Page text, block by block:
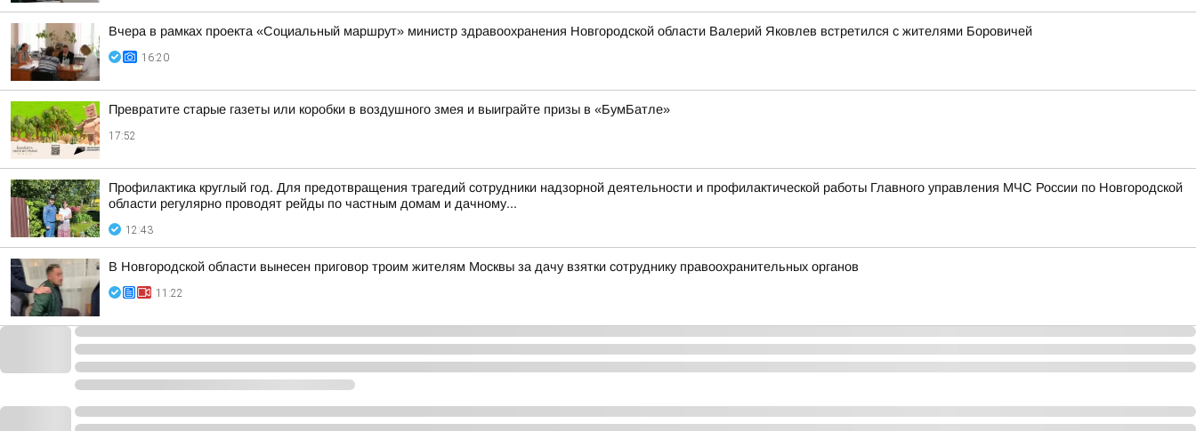
Вчера в рамках проекта «Социальный маршрут» министр здравоохранения Новгородской области Валерий Яковлев встретился с жителями Боровичей
16:20
Превратите старые газеты или коробки в воздушного змея и выиграйте призы в «БумБатле»
17:52
Профилактика круглый год. Для предотвращения трагедий сотрудники надзорной деятельности и профилактической работы Главного управления МЧС России по Новгородской
области регулярно проводят рейды по частным домам и дачному...
12:43
В Новгородской области вынесен приговор троим жителям Москвы за дачу взятки сотруднику правоохранительных органов
11:22